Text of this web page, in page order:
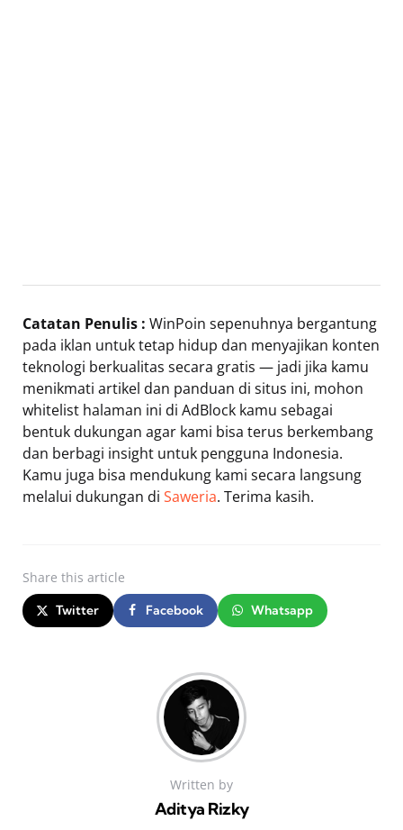
Catatan Penulis : WinPoin sepenuhnya bergantung
pada iklan untuk tetap hidup dan menyajikan konten
teknologi berkualitas secara gratis — jadi jika kamu
menikmati artikel dan panduan di situs ini, mohon
whitelist halaman ini di AdBlock kamu sebagai
bentuk dukungan agar kami bisa terus berkembang
dan berbagi insight untuk pengguna Indonesia.
Kamu juga bisa mendukung kami secara langsung
melalui dukungan di Saweria. Terima kasih.
Share this article
Twitter Facebook Whatsapp
Written by
Aditya Rizky